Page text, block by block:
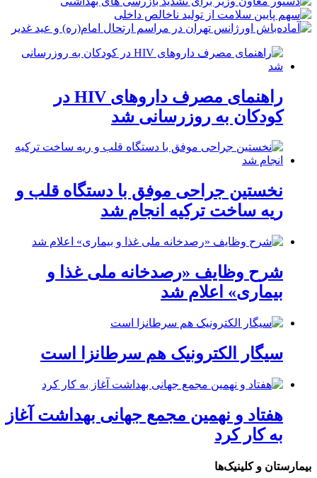
راهنمای مصرف داروهای HIV در
کودکان به روزرسانی شد
نخستین جراحی موفق با دستگاه قلب و
ریه ساخت ترکیه انجام شد
شرح وظایف «رصدخانه ملی غذا و
بیماری» اعلام شد
سیگار الکترونیک هم سرطانزا است
هفتاد و نهمین مجمع جهانی بهداشت آغاز
به کار کرد
بیمارستان و کلینیک‌ها